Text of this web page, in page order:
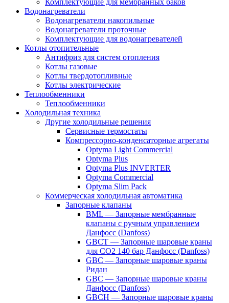
Комплектующие для мембранных баков
Водонагреватели
Водонагреватели накопильные
Водонагреватели проточные
Комплектующие для водонагревателей
Котлы отопительные
Антифриз для систем отопления
Котлы газовые
Котлы твердотопливные
Котлы электрические
Теплообменники
Теплообменники
Холодильная техника
Другие холодильные решения
Сервисные термостаты
Компрессорно-конденсаторные агрегаты
Optyma Light Commercial
Optyma Plus
Optyma Plus INVERTER
Optyma Commercial
Optyma Slim Pack
Коммерческая холодильная автоматика
Запорные клапаны
BML — Запорные мембранные
клапаны с ручным управлением
Данфосс (Danfoss)
GBCT — Запорные шаровые краны
для CO2 140 бар Данфосс (Danfoss)
GBC — Запорные шаровые краны
Ридан
GBC — Запорные шаровые краны
Данфосс (Danfoss)
GBCH — Запорные шаровые краны